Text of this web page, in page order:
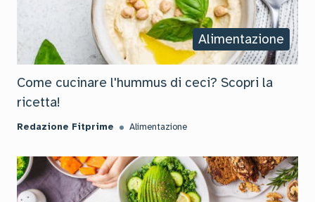
Alimentazione
Come cucinare l'hummus di ceci? Scopri la
ricetta!
Redazione Fitprime Alimentazione